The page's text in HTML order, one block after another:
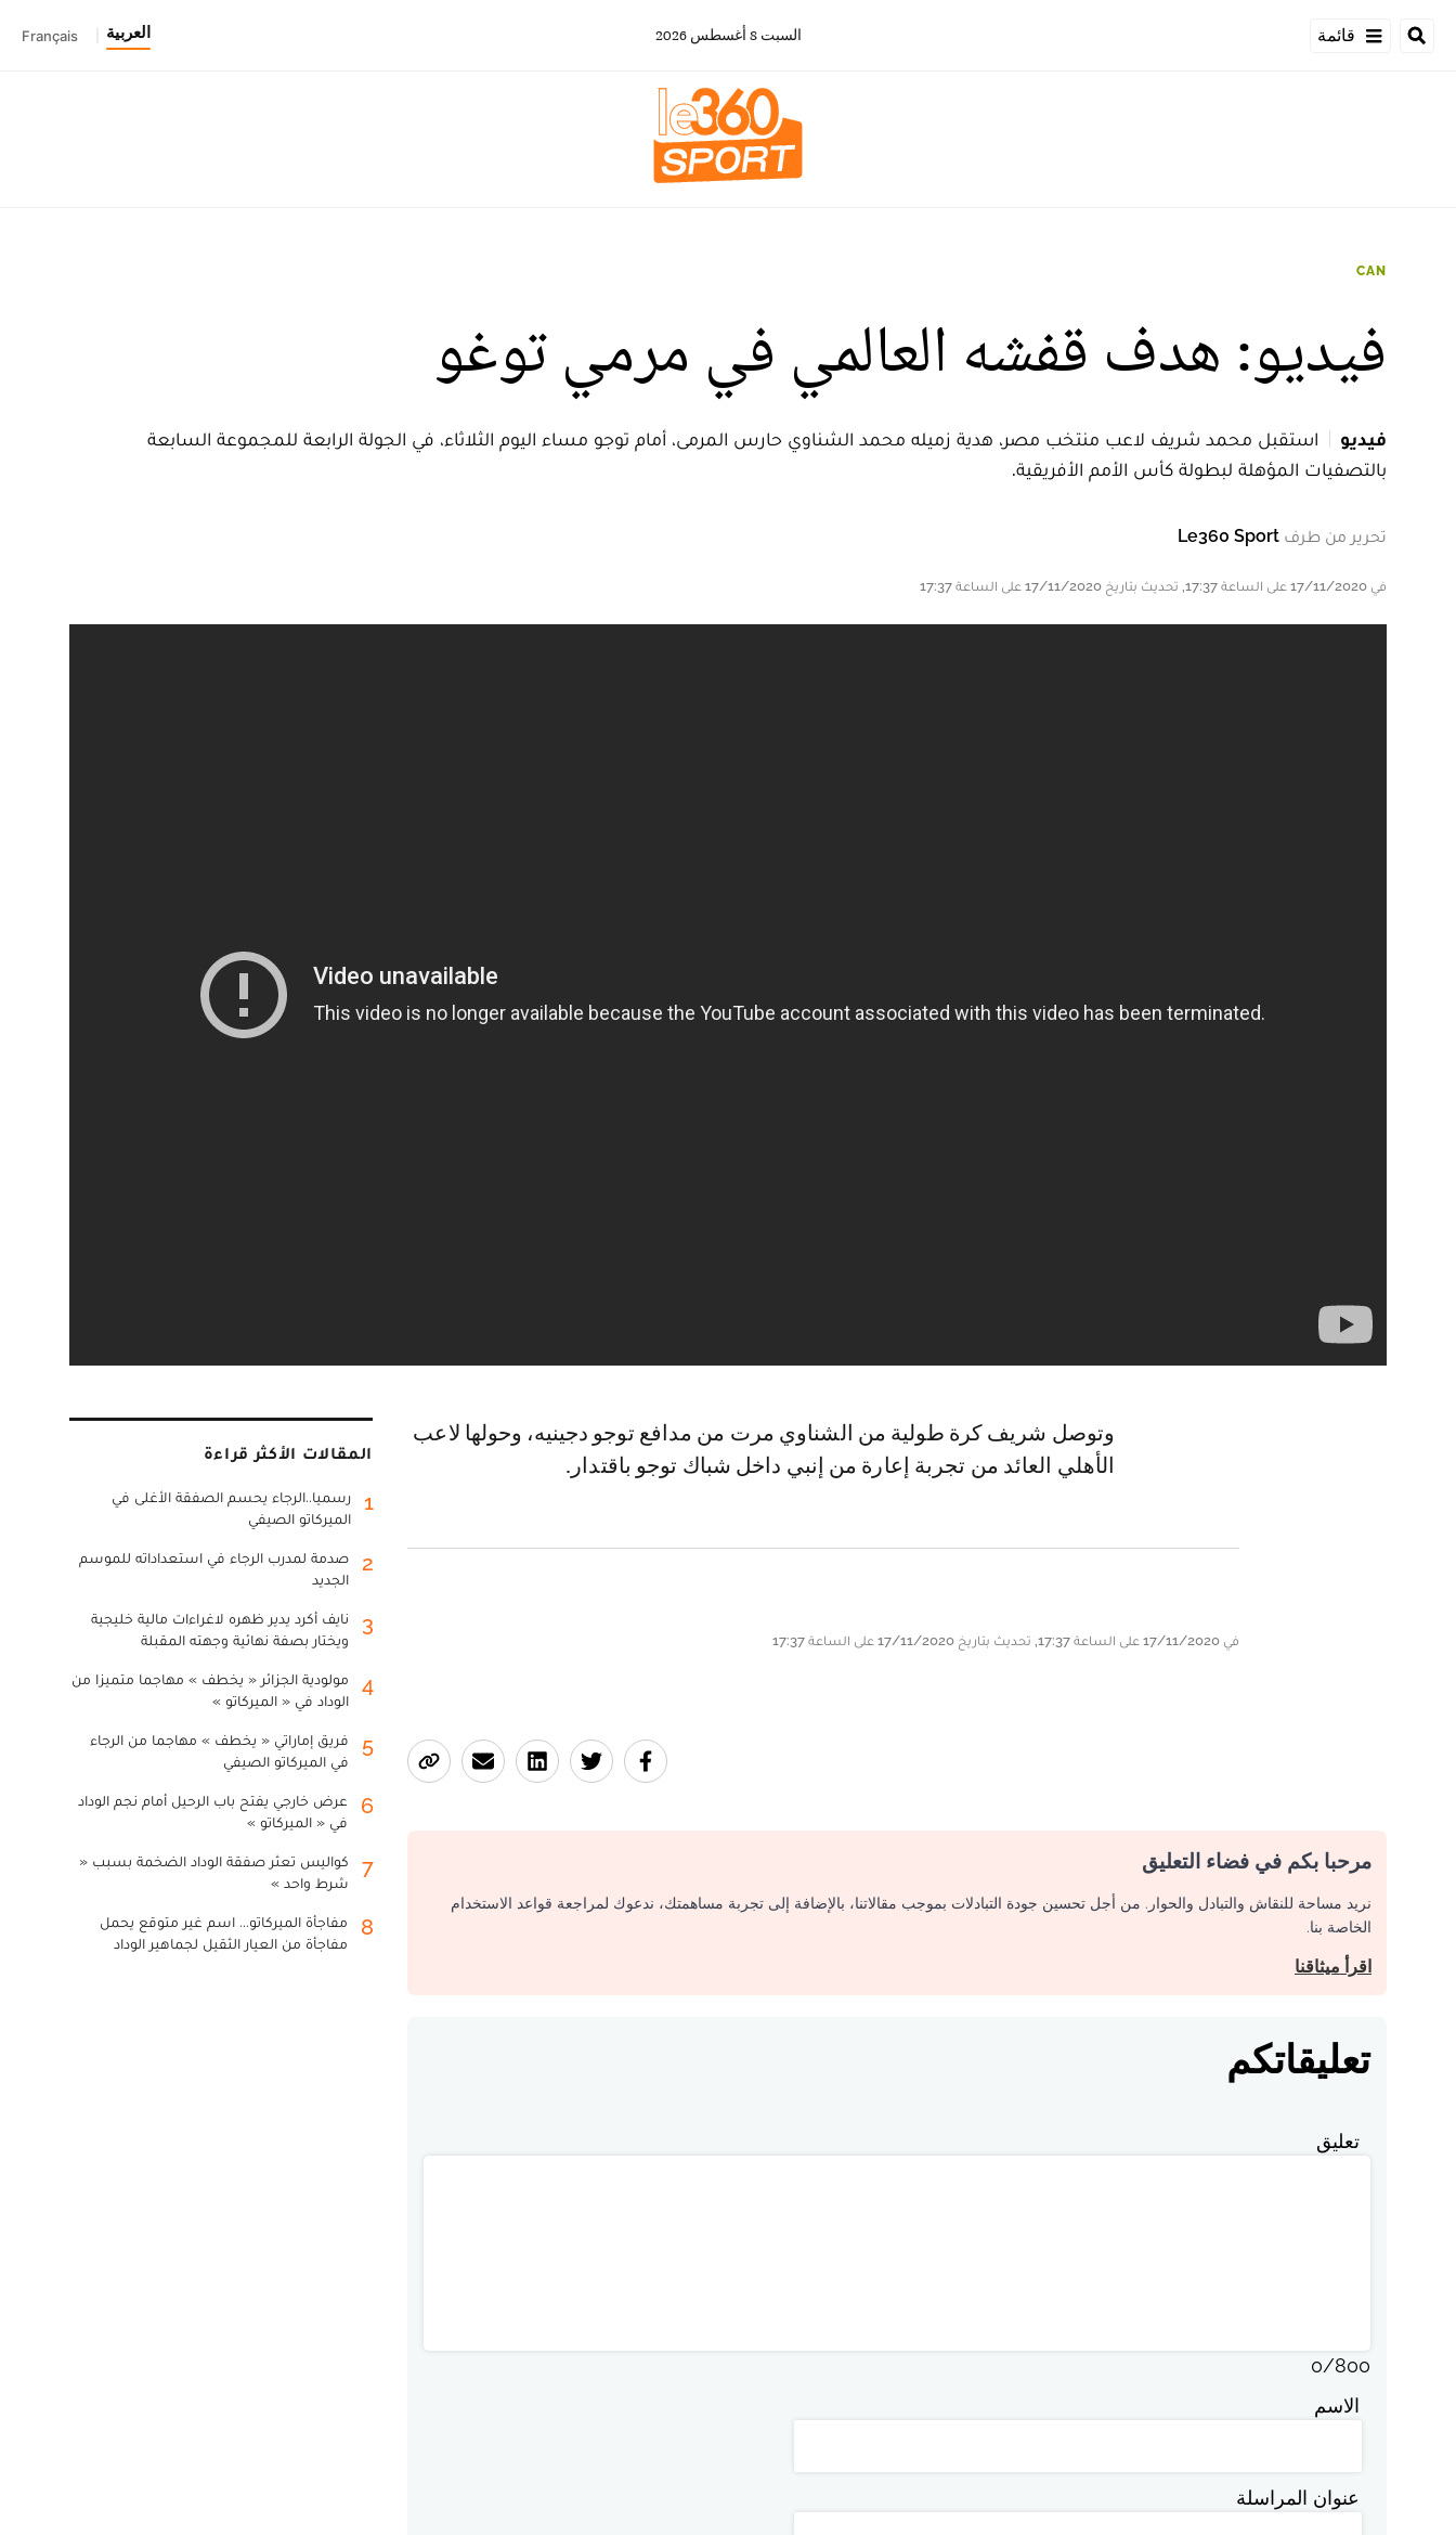
قائمة السبت 8 أغسطس 2026 العربية Français
CAN
فيديو: هدف قفشه العالمي في مرمي توغو
فيديو
استقبل محمد شريف لاعب منتخب مصر، هدية زميله محمد الشناوي حارس المرمى، أمام توجو مساء اليوم الثلاثاء، في الجولة الرابعة للمجموعة السابعة
بالتصفيات المؤهلة لبطولة كأس الأمم الأفريقية.
تحرير من طرف Le360 Sport
في 17/11/2020 على الساعة 17:37, تحديث بتاريخ 17/11/2020 على الساعة 17:37
وتوصل شريف كرة طولية من الشناوي مرت من مدافع توجو دجينيه، وحولها لاعب
الأهلي العائد من تجربة إعارة من إنبي داخل شباك توجو باقتدار.
في 17/11/2020 على الساعة 17:37, تحديث بتاريخ 17/11/2020 على الساعة 17:37
مرحبا بكم في فضاء التعليق
نريد مساحة للنقاش والتبادل والحوار. من أجل تحسين جودة التبادلات بموجب مقالاتنا، بالإضافة إلى تجربة مساهمتك، ندعوك لمراجعة قواعد الاستخدام
الخاصة بنا.
اقرأ ميثاقنا
تعليقاتكم
تعليق
0/800
الاسم
عنوان المراسلة
المقالات الأكثر قراءة
1
رسميا..الرجاء يحسم الصفقة الأغلى في
الميركاتو الصيفي
2
صدمة لمدرب الرجاء في استعداداته للموسم
الجديد
3
نايف أكرد يدير ظهره لاغراءات مالية خليجية
ويختار بصفة نهائية وجهته المقبلة
4
مولودية الجزائر « يخطف » مهاجما متميزا من
الوداد في « الميركاتو »
5
فريق إماراتي « يخطف » مهاجما من الرجاء
في الميركاتو الصيفي
6
عرض خارجي يفتح باب الرحيل أمام نجم الوداد
في « الميركاتو »
7
كواليس تعثر صفقة الوداد الضخمة بسبب «
شرط واحد »
8
مفاجأة الميركاتو... اسم غير متوقع يحمل
مفاجأة من العيار الثقيل لجماهير الوداد